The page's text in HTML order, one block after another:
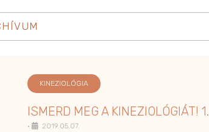
KINEZIOLÓGIA
ISMERD MEG A KINEZIOLÓGIÁT! 1.
• 2019.05.07.